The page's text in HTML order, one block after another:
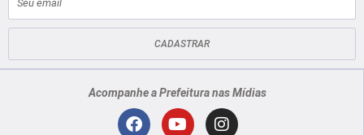
mail
CADASTRAR
Acompanhe a Prefeitura nas Mídias